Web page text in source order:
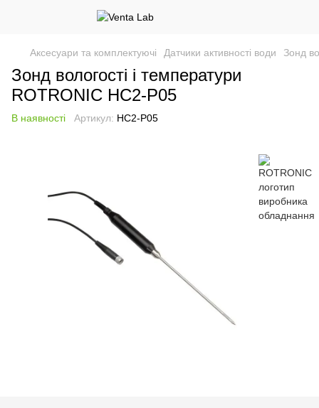
Аксесуари та комплектуючі Датчики активності води Зонд
Зонд вологості і температури
ROTRONIC HC2-P05
В наявності Артикул: HC2-P05